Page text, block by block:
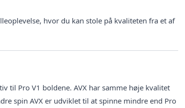
hvor du kan stole på kvaliteten fra et af
til Pro V1 boldene. AVX har samme høje kvalitet
spin AVX er udviklet til at spinne mindre end Pro